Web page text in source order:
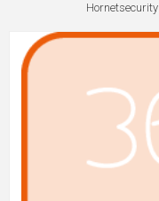
Hornetsecurity